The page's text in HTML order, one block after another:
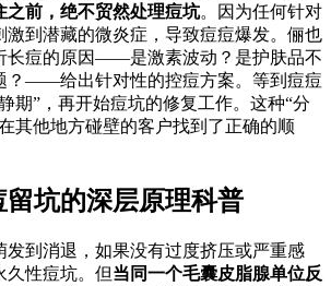
之前，绝不贸然处理痘坑。因为任何针对
激到潜藏的微炎症，导致痘痘爆发。俪也
长痘的原因——是激素波动？是护肤品不
？——给出针对性的控痘方案。等到痘痘
期”，再开始痘坑的修复工作。这种“分
其他地方碰壁的客户找到了正确的顺
留坑的深层原理科普
发到消退，如果没有过度挤压或严重感
久性痘坑。但当同一个毛囊皮脂腺单位反